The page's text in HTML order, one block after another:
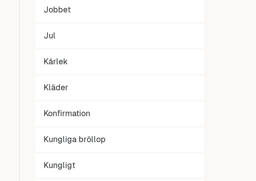
Jobbet
Jul
Kärlek
Kläder
Konfirmation
Kungliga bröllop
Kungligt